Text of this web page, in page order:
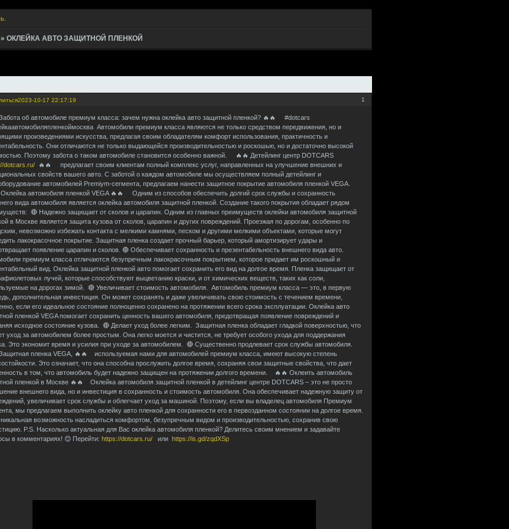
» ОКЛЕЙКА АВТО ЗАЩИТНОЙ ПЛЕНКОЙ
1
2023-10-17 22:17:19
об автомобиле премиум класса: зачем нужна оклейка авто защитной пленкой? 🔥🔥 #dotcars
Автомобили премиум класса являются не только средством передвижения, но и
произведениями искусства, предлагая своим обладателям комфорт использования, практичность и
Они отличаются не только выдающейся производительностью и роскошью, но и достаточно высокой
Поэтому забота о таком автомобиле становится особенно важной. 🔥🔥 Детейлинг центр DOTCARS
dotcars.ru/🔥🔥 предлагает своим клиентам полный комплекс услуг, направленных на улучшение внешних и
свойств вашего авто. С заботой о каждом автомобиле мы осуществляем полный детейлинг и
автомобилей Premiym-сегмента, предлагаем нанести защитное покрытие автомобиля пленкой VEGA.
Оклейка автомобиля пленкой VEGA 🔥🔥 Одним из способов обеспечить долгий срок службы и сохранность
вида автомобиля является оклейка автомобиля защитной пленкой. Создание такого покрытия обладает рядом
🔴 Надежно защищает от сколов и царапин. Одним из главных преимуществ оклейки автомобиля защитной
в Москве является защита кузова от сколов, царапин и других повреждений. Проезжая по дорогам, особенно по
невозможно избежать контакта с мелкими камнями, песком и другими мелкими объектами, которые могут
лакокрасочное покрытие. Защитная пленка создает прочный барьер, который амортизирует удары и
появление царапин и сколов. 🔴 Обеспечивает сохранность и презентабельность внешнего вида авто.
премиум класса отличаются безупречным лакокрасочным покрытием, которое придает им роскошный и
вид. Оклейка защитной пленкой авто помогает сохранить его вид на долгое время. Пленка защищает от
лучей, которые способствуют выцветанию краски, и от химических веществ, таких как соли,
на дорогах зимой. 🔴 Увеличивает стоимость автомобиля. Автомобиль премиум класса — это, в первую
дополнительная инвестиция. Он может сохранять и даже увеличивать свою стоимость с течением времени,
если его идеальное состояние полноценно сохранено на протяжении всего срока эксплуатации. Оклейка авто
пленкой VEGA помогает сохранить ценность вашего автомобиля, предотвращая появление повреждений и
исходное состояние кузова. 🔴 Делает уход более легким. Защитная пленка обладает гладкой поверхностью, что
уход за автомобилем более простым. Она легко моется и чистится, не требует особого ухода для поддержания
Это экономит время и усилия при уходе за автомобилем. 🔴 Существенно продлевает срок службы автомобиля.
пленка VEGA, 🔥🔥 используемая нами для автомобилей премиум класса, имеют высокую степень
Это означает, что она способна прослужить долгое время, сохраняя свои защитные свойства, что дает
в том, что автомобиль будет надежно защищен на протяжении долгого времени. 🔥🔥 Оклеить автомобиль
пленкой в Москве 🔥🔥 Оклейка автомобиля защитной пленкой в детейлинг центре DOTCARS – это не просто
внешнего вида, но и инвестиция в сохранность и стоимость автомобиля. Она обеспечивает надежную защиту от
увеличивает срок службы и облегчает уход за машиной. Поэтому, если вы владелец автомобиля Премиум
мы предлагаем выполнить оклейку авто пленкой для сохранности его в первозданном состоянии на долгое время.
возможность насладиться комфортом, безупречным видом и производительностью, сохранив свою
P.S. Насколько актуальная для Вас оклейка автомобиля пленкой? Делитесь своим мнением и задавайте
в комментариях! 😊 Перейти: https://dotcars.ru/или https://is.gd/zqdXSp